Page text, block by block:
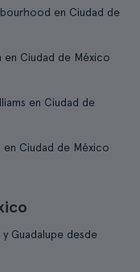
en Ciudad de
en Ciudad de México
en Ciudad de
en Ciudad de México
Guadalupe desde